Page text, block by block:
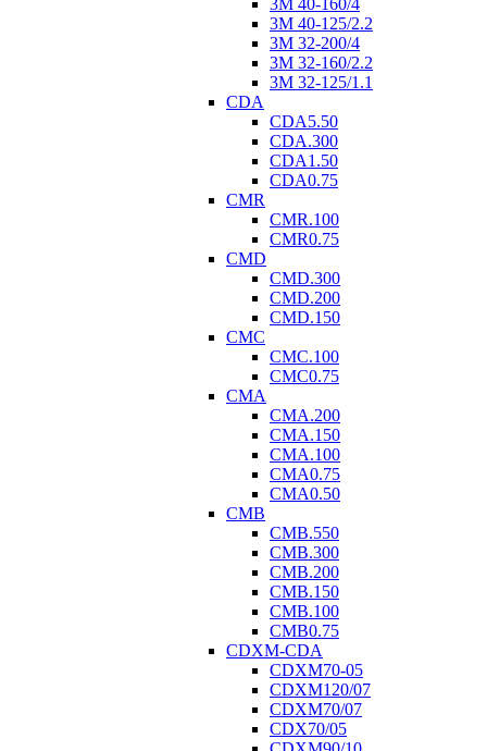
3M 40-125/2.2
3M 32-200/4
3M 32-160/2.2
3M 32-125/1.1
CDA
CDA5.50
CDA.300
CDA1.50
CDA0.75
CMR
CMR.100
CMR0.75
CMD
CMD.300
CMD.200
CMD.150
CMC
CMC.100
CMC0.75
CMA
CMA.200
CMA.150
CMA.100
CMA0.75
CMA0.50
CMB
CMB.550
CMB.300
CMB.200
CMB.150
CMB.100
CMB0.75
CDXM-CDA
CDXM70-05
CDXM120/07
CDXM70/07
CDX70/05